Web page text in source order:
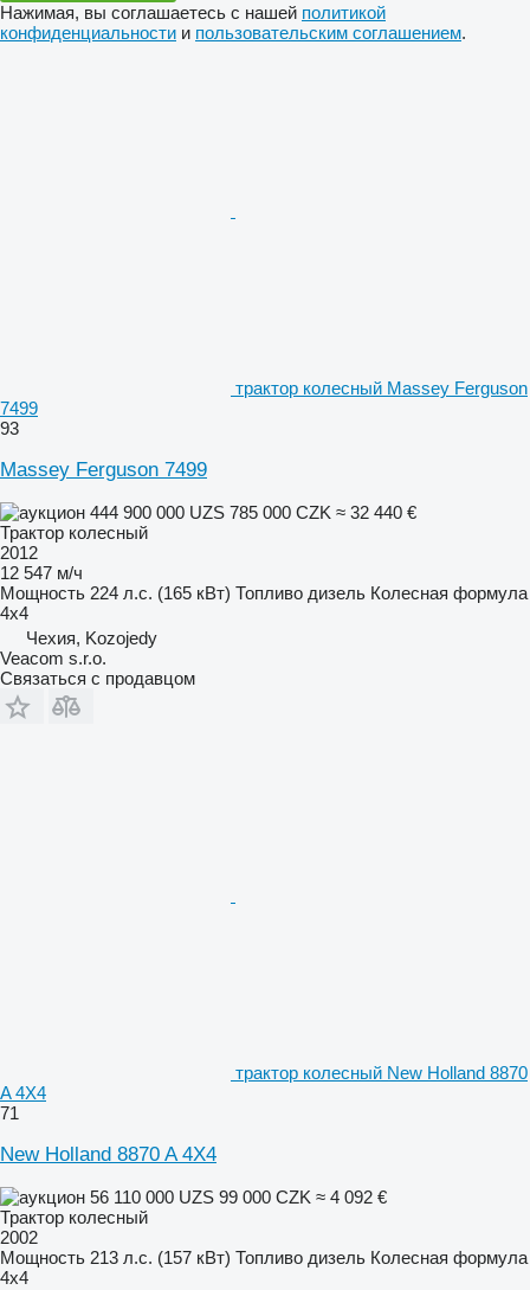
Нажимая, вы соглашаетесь с нашей политикой
конфиденциальности и пользовательским соглашением.
трактор колесный Massey Ferguson
7499
93
Massey Ferguson 7499
444 900 000 UZS 785 000 CZK ≈ 32 440 €
Трактор колесный
2012
12 547 м/ч
Мощность 224 л.с. (165 кВт) Топливо дизель Колесная формула
4x4
Чехия, Kozojedy
Veacom s.r.o.
Связаться с продавцом
трактор колесный New Holland 8870
A 4X4
71
New Holland 8870 A 4X4
56 110 000 UZS 99 000 CZK ≈ 4 092 €
Трактор колесный
2002
Мощность 213 л.с. (157 кВт) Топливо дизель Колесная формула
4x4